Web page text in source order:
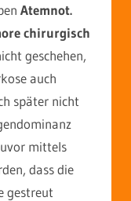
Atemnot.
chirurgisch
geschehen,
auch
später nicht
mittels
dass die
gestreut